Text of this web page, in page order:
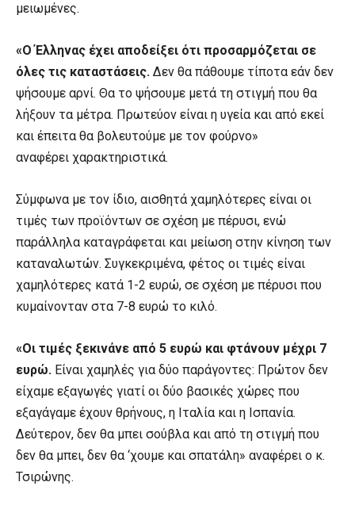
μειωμένες.
«Ο Έλληνας έχει αποδείξει ότι προσαρμόζεται σε
όλες τις καταστάσεις. Δεν θα πάθουμε τίποτα εάν δεν
ψήσουμε αρνί. Θα το ψήσουμε μετά τη στιγμή που θα
λήξουν τα μέτρα. Πρωτεύον είναι η υγεία και από εκεί
και έπειτα θα βολευτούμε με τον φούρνο»
αναφέρει χαρακτηριστικά.
Σύμφωνα με τον ίδιο, αισθητά χαμηλότερες είναι οι
τιμές των προϊόντων σε σχέση με πέρυσι, ενώ
παράλληλα καταγράφεται και μείωση στην κίνηση των
καταναλωτών. Συγκεκριμένα, φέτος οι τιμές είναι
χαμηλότερες κατά 1-2 ευρώ, σε σχέση με πέρυσι που
κυμαίνονταν στα 7-8 ευρώ το κιλό.
«Οι τιμές ξεκινάνε από 5 ευρώ και φτάνουν μέχρι 7
ευρώ. Είναι χαμηλές για δύο παράγοντες: Πρώτον δεν
είχαμε εξαγωγές γιατί οι δύο βασικές χώρες που
εξαγάγαμε έχουν θρήνους, η Ιταλία και η Ισπανία.
Δεύτερον, δεν θα μπει σούβλα και από τη στιγμή που
δεν θα μπει, δεν θα ‘χουμε και σπατάλη» αναφέρει ο κ.
Τσιρώνης.